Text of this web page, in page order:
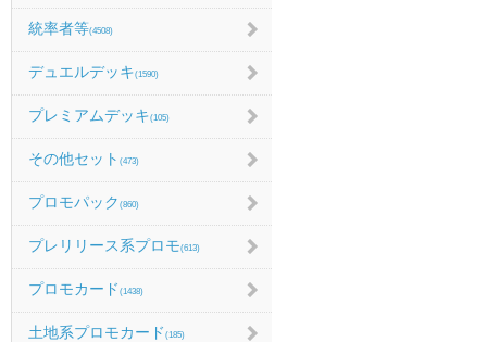
統率者等(4508)
デュエルデッキ(1590)
プレミアムデッキ(105)
その他セット (473)
プロモパック (860)
プレリリース系プロモ(613)
プロモカード (1438)
土地系プロモカード (185)